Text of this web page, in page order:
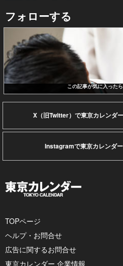
フォローする
この記事が気に入った
X（旧Twitter）で東京カレンダ
Instagramで東京カレンダ
TOPページ
ヘルプ・お問合せ
広告に関するお問合せ
東京カレンダー 企業情報